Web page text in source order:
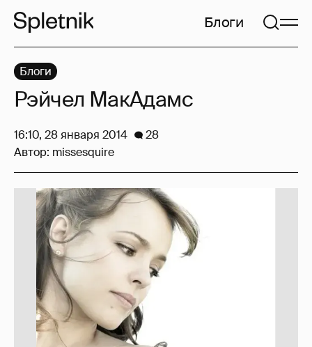
Блоги
Блоги
Рэйчел МакАдамс
16:10, 28 января 2014
28
Автор: missesquire